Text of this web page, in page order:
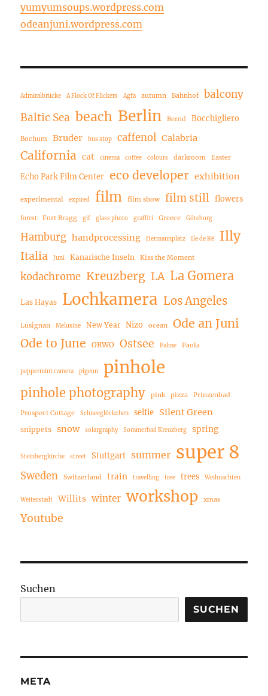
yumyumsoups.wordpress.com
odeanjuni.wordpress.com
Admiralbrücke A Flock Of Flickers Agfa autumn Bahnhof
balcony
Baltic Sea beach Berlin Bernd Bocchigliero
Bochum Bruder bus stop caffenol Calabria
California cat cinema coffee colours darkroom Easter
Echo Park Film Center eco developer exhibition
experimental expired film film show film still flowers
forest Fort Bragg gif glass photo graffiti Greece Göteborg
Hamburg handprocessing Hermannplatz Ile de Ré Illy
Italia Juni Kanarische Inseln Kiss the Moment
kodachrome Kreuzberg LA La Gomera
Las Hayas Lochkamera Los Angeles
Lusignan Melusine New Year Nizo ocean
Ode an Juni
Ode to June
ORWO Ostsee Palme Paola
peppermint camera pigeon pinhole
pinhole photography pink pizza Prinzenbad
Prospect Cottage Schneeglöckchen selfie Silent Green
snippets snow solargraphy Sommerbad Kreuzberg spring
Steinbergkirche street Stuttgart summer super 8
Sweden Switzerland train travelling tree trees Weihnachten
Weiterstadt Willits winter workshop xmas
Youtube
Suchen
SUCHEN
META